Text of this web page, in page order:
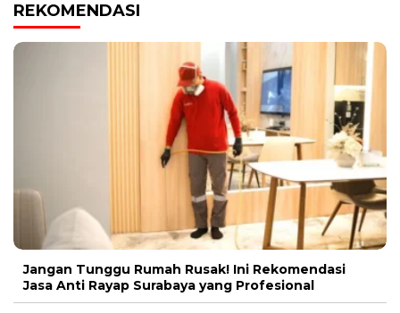
REKOMENDASI
Jangan Tunggu Rumah Rusak! Ini Rekomendasi
Jasa Anti Rayap Surabaya yang Profesional